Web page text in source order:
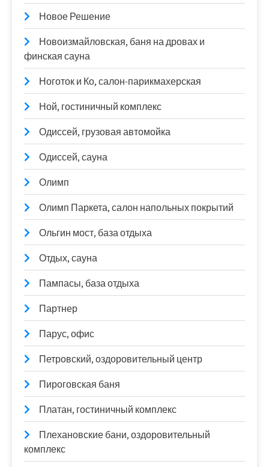
Новое Решение
Новоизмайловская, баня на дровах и
финская сауна
Ноготок и Ко, салон-парикмахерская
Ной, гостиничный комплекс
Одиссей, грузовая автомойка
Одиссей, сауна
Олимп
Олимп Паркета, салон напольных покрытий
Ольгин мост, база отдыха
Отдых, сауна
Пампасы, база отдыха
Партнер
Парус, офис
Петровский, оздоровительный центр
Пироговская баня
Платан, гостиничный комплекс
Плехановские бани, оздоровительный
комплекс